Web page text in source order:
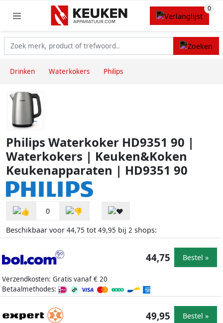
Drinken Waterkokers Philips
Philips Waterkoker HD9351 90 |
Waterkokers | Keuken&Koken
Keukenapparaten | HD9351 90
0
Beschikbaar voor 44,75 tot 49,95 bij 2 shops:
Verzendkosten: Gratis vanaf € 20
Betaalmethodes:
44,75 Bestel »
49,95 Bestel »